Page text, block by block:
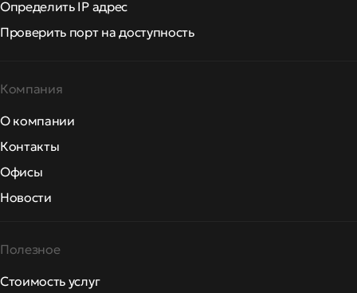
Определить IP адрес
Проверить порт на доступность
Компания
О компании
Контакты
Офисы
Новости
Полезное
Стоимость услуг